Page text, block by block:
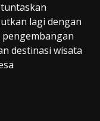
lagi dengan
destinasi wisata